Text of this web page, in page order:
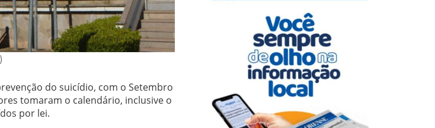
do suicídio, com o Setembro
tomaram o calendário, inclusive o
por lei.